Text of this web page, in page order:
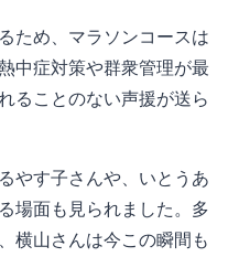
ため、マラソンコースは
中症対策や群衆管理が最
ることのない声援が送ら
やす子さんや、いとうあ
場面も見られました。多
横山さんは今この瞬間も